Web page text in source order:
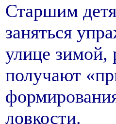
Старшим
заняться
улице зимой,
получают
ловкости.